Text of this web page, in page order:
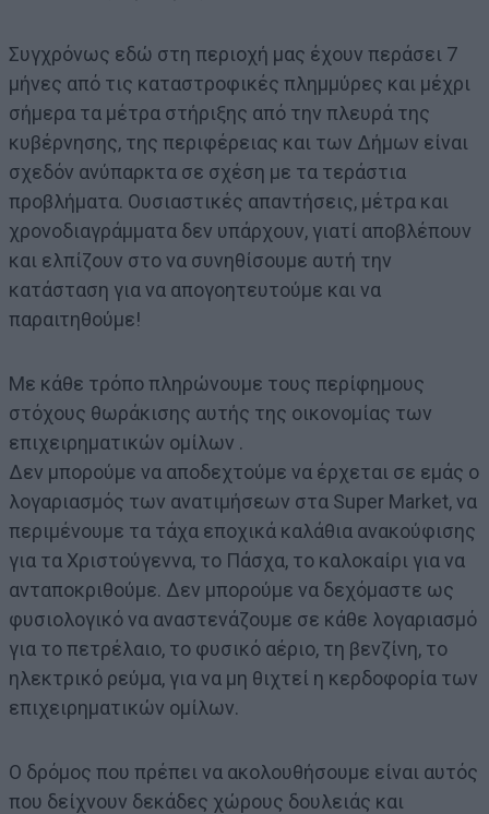
Συγχρόνως εδώ στη περιοχή μας έχουν περάσει 7
μήνες από τις καταστροφικές πλημμύρες και μέχρι
σήμερα τα μέτρα στήριξης από την πλευρά της
κυβέρνησης, της περιφέρειας και των Δήμων είναι
σχεδόν ανύπαρκτα σε σχέση με τα τεράστια
προβλήματα. Ουσιαστικές απαντήσεις, μέτρα και
χρονοδιαγράμματα δεν υπάρχουν, γιατί αποβλέπουν
και ελπίζουν στο να συνηθίσουμε αυτή την
κατάσταση για να απογοητευτούμε και να
παραιτηθούμε!
Με κάθε τρόπο πληρώνουμε τους περίφημους
στόχους θωράκισης αυτής της οικονομίας των
επιχειρηματικών ομίλων .
Δεν μπορούμε να αποδεχτούμε να έρχεται σε εμάς ο
λογαριασμός των ανατιμήσεων στα Super Market, να
περιμένουμε τα τάχα εποχικά καλάθια ανακούφισης
για τα Χριστούγεννα, το Πάσχα, το καλοκαίρι για να
ανταποκριθούμε. Δεν μπορούμε να δεχόμαστε ως
φυσιολογικό να αναστενάζουμε σε κάθε λογαριασμό
για το πετρέλαιο, το φυσικό αέριο, τη βενζίνη, το
ηλεκτρικό ρεύμα, για να μη θιχτεί η κερδοφορία των
επιχειρηματικών ομίλων.
Ο δρόμος που πρέπει να ακολουθήσουμε είναι αυτός
που δείχνουν δεκάδες χώρους δουλειάς και